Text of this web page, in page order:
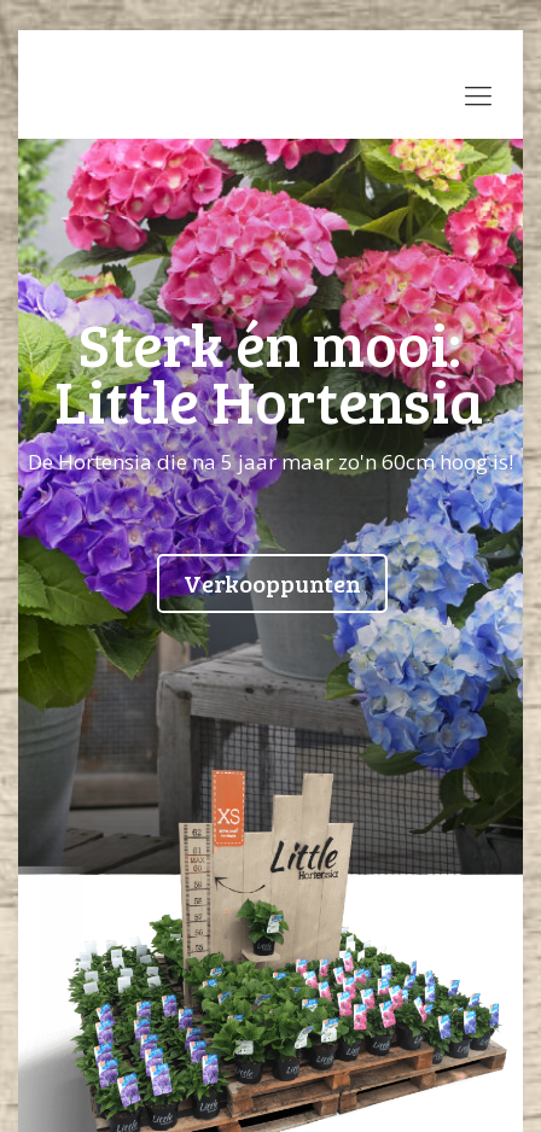
Little Hortensia
Sterk én mooi:
De Hortensia die na 5 jaar maar zo'n 60cm hoog is!
Verkooppunten